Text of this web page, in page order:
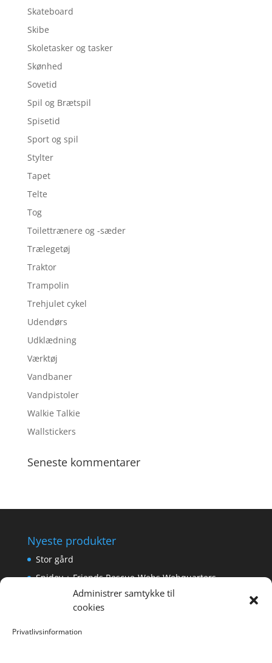
Administrer samtykke til
cookies
Privatlivsinformation
Skateboard
Skibe
Skoletasker og tasker
Skønhed
Sovetid
Spil og Brætspil
Spisetid
Sport og spil
Stylter
Tapet
Telte
Tog
Toilettrænere og -sæder
Trælegetøj
Traktor
Trampolin
Trehjulet cykel
Udendørs
Udklædning
Værktøj
Vandbaner
Vandpistoler
Walkie Talkie
Wallstickers
Seneste kommentarer
Nyeste produkter
Stor gård
Spidey + Friends Rescue-Webs Webquarters
Forlængerkabel til håndkontrol 2×2 m.
Pokemon Skoletaske med 4 Dele
Hyggeligt fehjem med gyldent enhjørning